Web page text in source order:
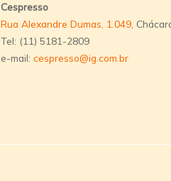
Cespresso
Rua Alexandre Dumas, 1.049,
Tel: (11) 5181-2809
e-mail: cespresso@ig.com.br